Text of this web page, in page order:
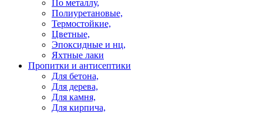
По металлу,
Полиуретановые,
Термостойкие,
Цветные,
Эпоксидные и нц,
Яхтные лаки
Пропитки и антисептики
Для бетона,
Для дерева,
Для камня,
Для кирпича,